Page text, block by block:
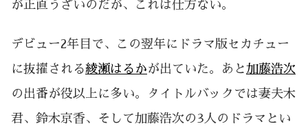
が正直うざいのだが、これは仕方ない。
デビュー2年目で、この翌年にドラマ版セカチュー
に抜擢される綾瀬はるかが出ていた。あと加藤浩次
の出番が役以上に多い。タイトルバックでは妻夫木
君、鈴木京香、そして加藤浩次の3人のドラマとい